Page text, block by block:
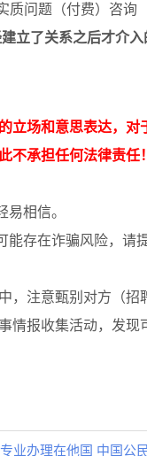
质问题（付费）咨询
立了关系之后才介入
立场和意思表达，
不承担任何法律责任！
相信。
存在诈骗风险，请
，注意甄别对方（
情报收集活动，发
专业办理在他国 中国公